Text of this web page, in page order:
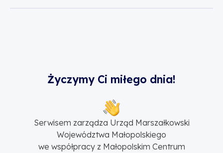
Życzymy Ci miłego dnia!
Serwisem zarządza Urząd Marszałkowski
Województwa Małopolskiego
we współpracy z Małopolskim Centrum